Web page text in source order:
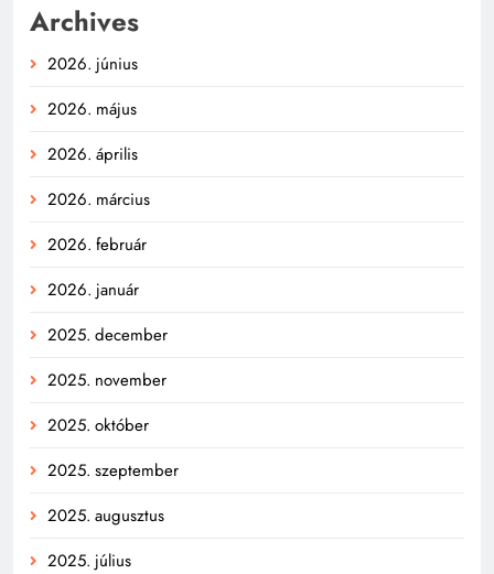
Archives
2026. június
2026. május
2026. április
2026. március
2026. február
2026. január
2025. december
2025. november
2025. október
2025. szeptember
2025. augusztus
2025. július